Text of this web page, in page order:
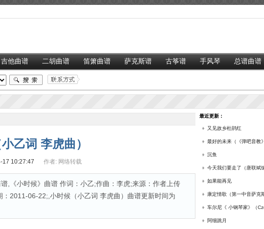
吉他曲谱 二胡曲谱 笛箫曲谱 萨克斯谱 古筝谱 手风琴 总谱曲谱
乙词 李虎曲）
17 10:27:47 作者: 网络转载
,《小时候》曲谱 作词：小乙;作曲：李虎;来源：作者上传
：2011-06-22;,小时候（小乙词 李虎曲）曲谱更新时间为
最近更新：
又见故乡杜鹃红
最好的未来（《弹吧音教
沉鱼
今天我们要走了（唐联斌
如果能再见
康定情歌（第一中音萨克
车尔尼《 小钢琴家》（
谱及练习提示）
阿细跳月